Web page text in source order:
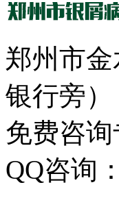
郑州市
银行旁）
免费咨询
QQ咨询